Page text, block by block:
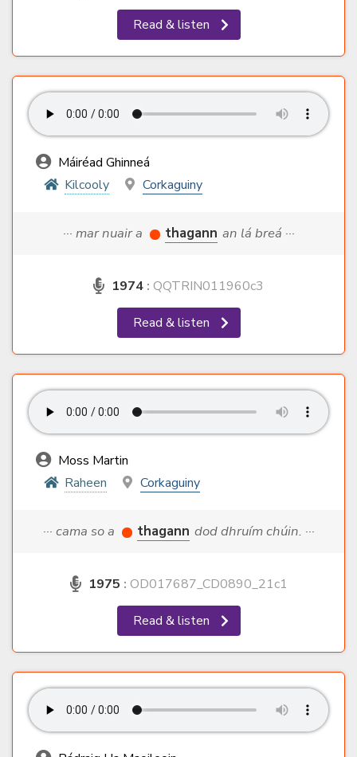
Read & listen
Máiréad Ghinneá
Kilcooly
Corkaguiny
··· mar nuair a thagann an lá breá ···
1974 : QQTRIN011960c3
Read & listen
Moss Martin
Raheen
Corkaguiny
··· cama so a thagann dod dhruím chúin. ···
1975 : OD017687_CD0890_21c1
Read & listen